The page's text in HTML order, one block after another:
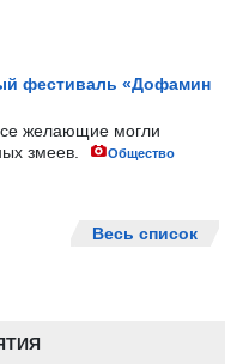
фестиваль «Дофамин
желающие могли
змеев.
Общество
Весь список